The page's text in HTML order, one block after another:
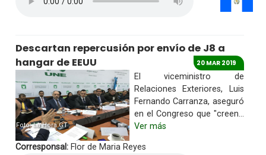
Descartan repercusión por envío de J8 a
hangar de EEUU
20 MAR 2019
Foto: La Hora GT
El viceministro de
Relaciones Exteriores, Luis
Fernando Carranza, aseguró
en el Congreso que "creen...
Ver más
Corresponsal:Flor de Maria Reyes